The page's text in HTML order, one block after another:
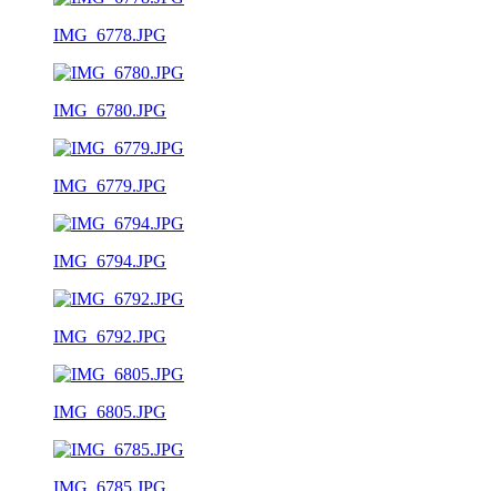
IMG_6778.JPG
IMG_6780.JPG
IMG_6779.JPG
IMG_6794.JPG
IMG_6792.JPG
IMG_6805.JPG
IMG_6785.JPG